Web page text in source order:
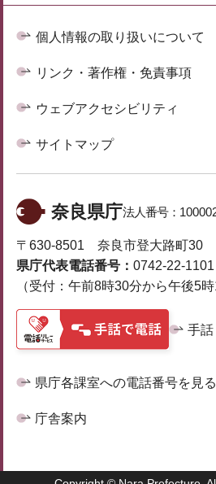
個人情報の取り扱いについて
リンク・著作権・免責事項
ウェブアクセシビリティ
サイトマップ
奈良県庁法人番号：
〒630-8501 奈良市登大路町30
県庁代表電話番号： 0742-22-1101
（受付：午前8時30分から午後5時
手話
県庁各課室への電話番号を見る
庁舎案内